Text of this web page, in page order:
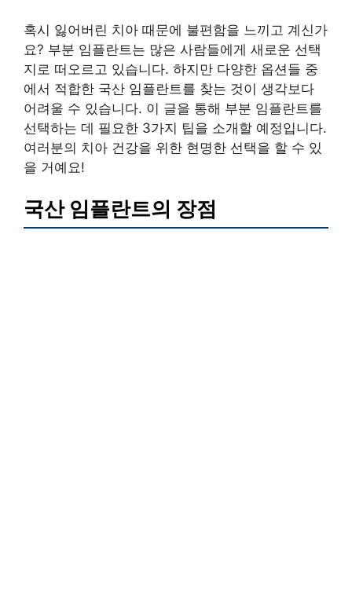
혹시 잃어버린 치아 때문에 불편함을 느끼고 계신가
요? 부분 임플란트는 많은 사람들에게 새로운 선택
지로 떠오르고 있습니다. 하지만 다양한 옵션들 중
에서 적합한 국산 임플란트를 찾는 것이 생각보다
어려울 수 있습니다. 이 글을 통해 부분 임플란트를
선택하는 데 필요한 3가지 팁을 소개할 예정입니다.
여러분의 치아 건강을 위한 현명한 선택을 할 수 있
을 거예요!
국산 임플란트의 장점